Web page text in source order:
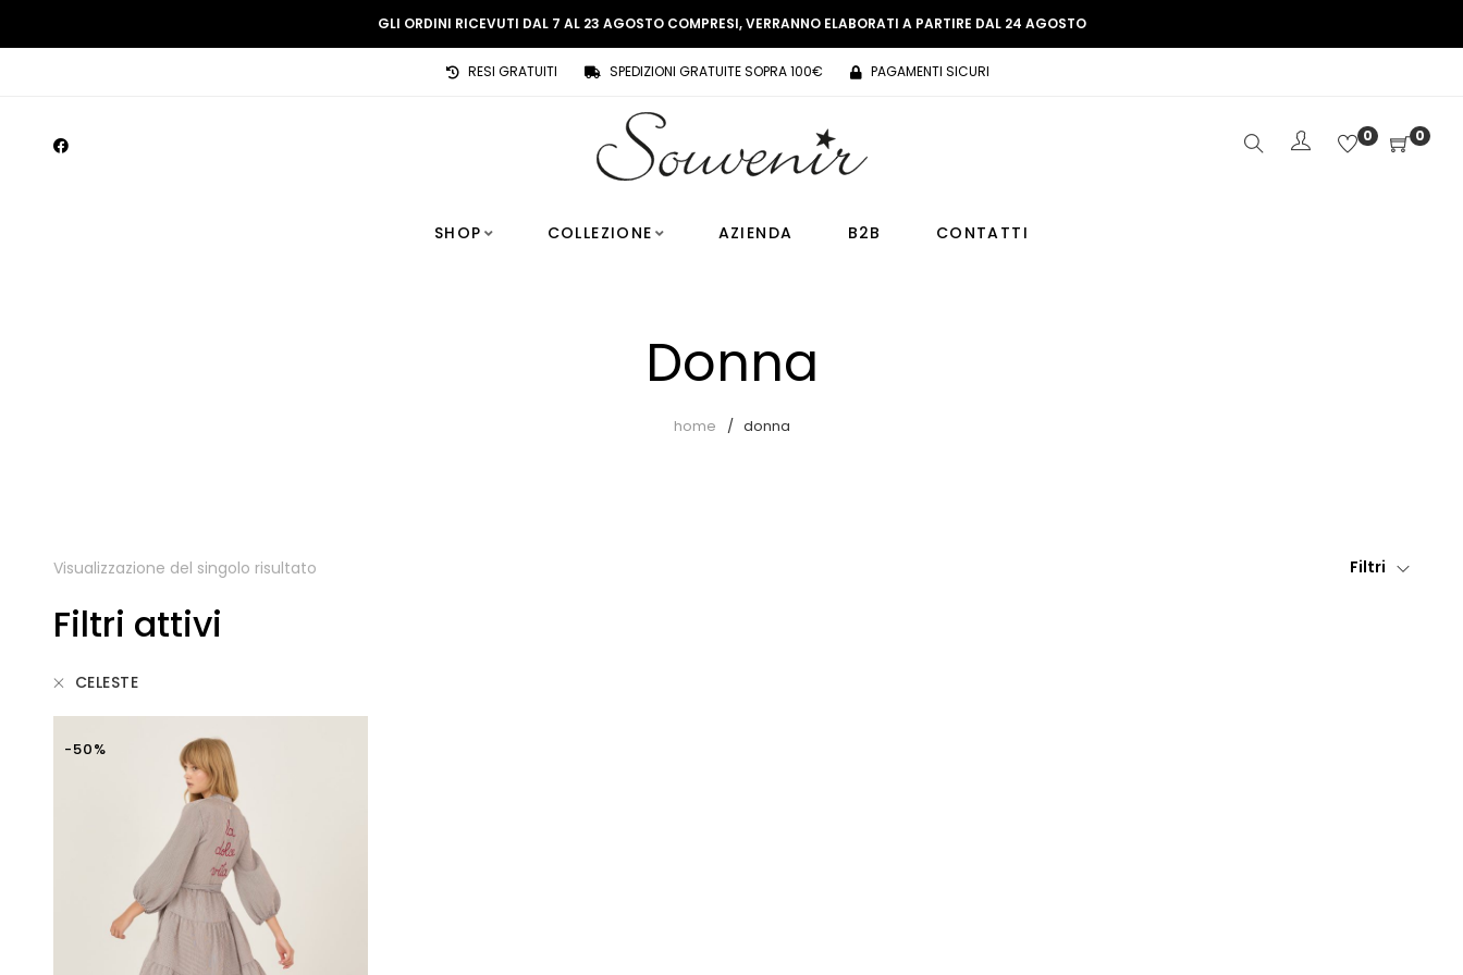
GLI ORDINI RICEVUTI DAL 7 AL 23 AGOSTO COMPRESI, VERRANNO ELABORATI A PARTIRE DAL 24 AGOSTO
RESI GRATUITI SPEDIZIONI GRATUITE SOPRA 100€ PAGAMENTI SICURI
0 0
SHOP COLLEZIONE AZIENDA B2B CONTATTI
Donna
home donna
Visualizzazione del singolo risultato Filtri
Filtri attivi
CELESTE
-50%